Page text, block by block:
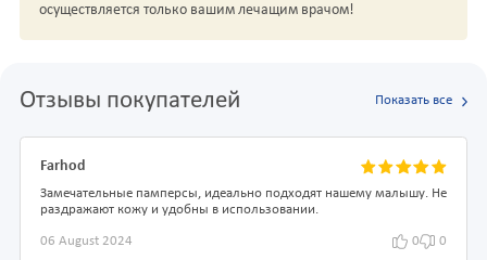
осуществляется только вашим лечащим врачом!
Отзывы покупателей Показать все
Farhod
Замечательные памперсы, идеально подходят нашему малышу. Не
раздражают кожу и удобны в использовании.
06 August 2024 0 0